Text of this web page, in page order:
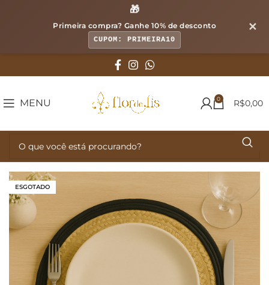
🎁
Primeira compra? Ganhe 10% de desconto
CUPOM: PRIMEIRA10
✕
MENU 0 R$0,00
ESGOTADO